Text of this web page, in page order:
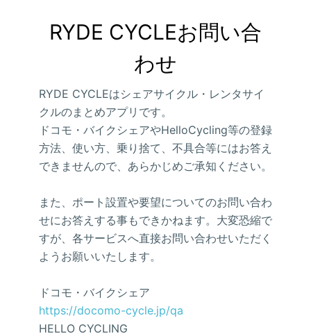
RYDE CYCLEお問い合
わせ
RYDE CYCLEはシェアサイクル・レンタサイ
クルのまとめアプリです。
ドコモ・バイクシェアやHelloCycling等の登録
方法、使い方、乗り捨て、不具合等にはお答え
できませんので、あらかじめご承知ください。
また、ポート設置や要望についてのお問い合わ
せにお答えする事もできかねます。大変恐縮で
すが、各サービスへ直接お問い合わせいただく
ようお願いいたします。
ドコモ・バイクシェア
https://docomo-cycle.jp/qa
HELLO CYCLING